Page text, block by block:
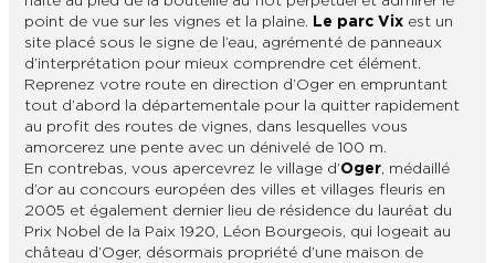
point de vue sur les vignes et la plaine. Le parc Vix est un
site placé sous le signe de l’eau, agrémenté de panneaux
d’interprétation pour mieux comprendre cet élément.
Reprenez votre route en direction d’Oger en empruntant
tout d’abord la départementale pour la quitter rapidement
au profit des routes de vignes, dans lesquelles vous
amorcerez une pente avec un dénivelé de 100 m.
En contrebas, vous apercevrez le village d’Oger, médaillé
d’or au concours européen des villes et villages fleuris en
2005 et également dernier lieu de résidence du lauréat du
Prix Nobel de la Paix 1920, Léon Bourgeois, qui logeait au
château d’Oger, désormais propriété d’une maison de